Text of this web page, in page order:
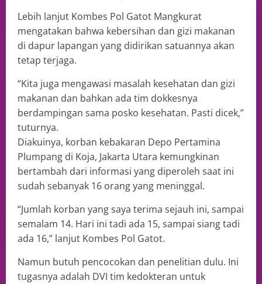
Lebih lanjut Kombes Pol Gatot Mangkurat
mengatakan bahwa kebersihan dan gizi makanan
di dapur lapangan yang didirikan satuannya akan
tetap terjaga.
“Kita juga mengawasi masalah kesehatan dan gizi
makanan dan bahkan ada tim dokkesnya
berdampingan sama posko kesehatan. Pasti dicek,”
tuturnya.
Diakuinya, korban kebakaran Depo Pertamina
Plumpang di Koja, Jakarta Utara kemungkinan
bertambah dari informasi yang diperoleh saat ini
sudah sebanyak 16 orang yang meninggal.
“Jumlah korban yang saya terima sejauh ini, sampai
semalam 14. Hari ini tadi ada 15, sampai siang tadi
ada 16,” lanjut Kombes Pol Gatot.
Namun butuh pencocokan dan penelitian dulu. Ini
tugasnya adalah DVI tim kedokteran untuk